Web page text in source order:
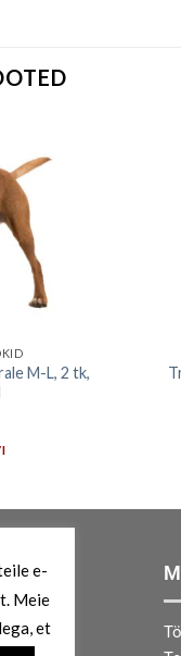
M-L, 2 tk,
e-
Meie
et